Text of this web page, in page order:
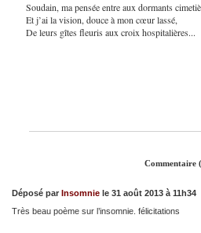
Soudain, ma pensée entre aux dormants
Et j’ai la vision, douce à mon cœur lassé,
De leurs gîtes fleuris aux croix hospitalières...
Commentaire
Déposé par Insomnie le 31 août 2013 à 11h34
Très beau poème sur l’insomnie. félicitations